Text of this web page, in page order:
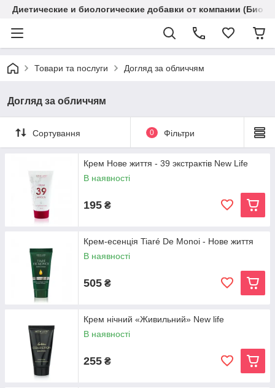
Диетические и биологические добавки от компании
Товари та послуги Догляд за обличчям
Догляд за обличчям
Сортування 0 Фільтри
Крем Нове життя - 39 экстрактів New Life
В наявності
195 ₴
Крем-есенція Tiaré De Monoi - Нове життя
В наявності
505 ₴
Крем нічний «Живильний» New life
В наявності
255 ₴